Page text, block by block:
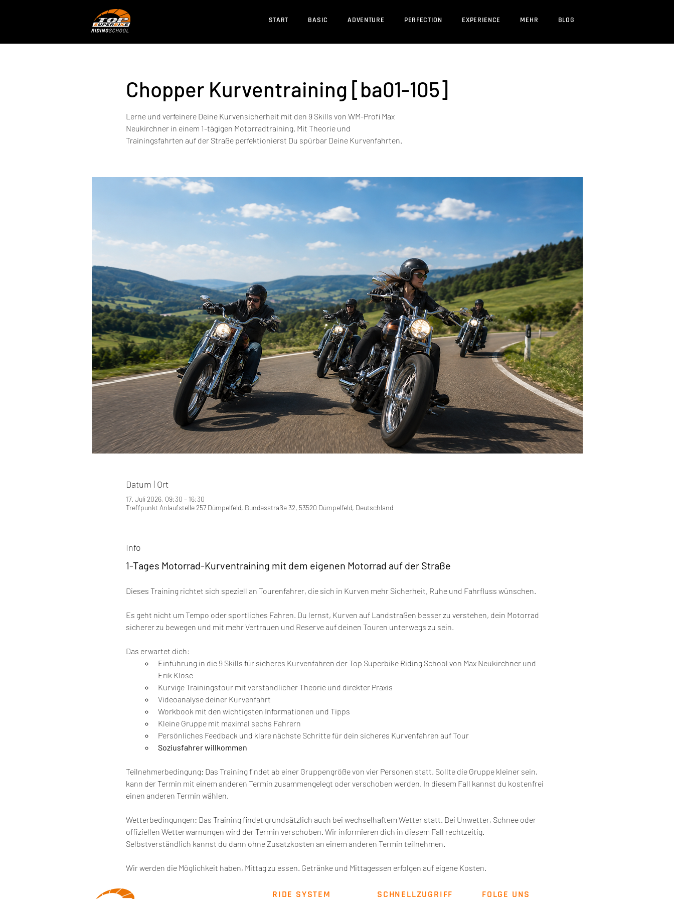
START BASIC ADVENTURE PERFECTION EXPERIENCE MEHR BLOG
Chopper Kurventraining [ba01-105]
Lerne und verfeinere Deine Kurvensicherheit mit den 9 Skills von WM-Profi Max
Neukirchner in einem 1-tägigen Motorradtraining. Mit Theorie und
Trainingsfahrten auf der Straße perfektionierst Du spürbar Deine Kurvenfahrten.
Datum | Ort
17. Juli 2026, 09:30 – 16:30
Treffpunkt Anlaufstelle 257 Dümpelfeld, Bundesstraße 32, 53520 Dümpelfeld, Deutschland
Info
1-Tages Motorrad-Kurventraining mit dem eigenen Motorrad auf der Straße
Dieses Training richtet sich speziell an Tourenfahrer, die sich in Kurven mehr Sicherheit, Ruhe und Fahrfluss wünschen.
Es geht nicht um Tempo oder sportliches Fahren. Du lernst, Kurven auf Landstraßen besser zu verstehen, dein Motorrad
sicherer zu bewegen und mit mehr Vertrauen und Reserve auf deinen Touren unterwegs zu sein.
Das erwartet dich:
Einführung in die 9 Skills für sicheres Kurvenfahren der Top Superbike Riding School von Max Neukirchner und
Erik Klose
Kurvige Trainingstour mit verständlicher Theorie und direkter Praxis
Videoanalyse deiner Kurvenfahrt
Workbook mit den wichtigsten Informationen und Tipps
Kleine Gruppe mit maximal sechs Fahrern
Persönliches Feedback und klare nächste Schritte für dein sicheres Kurvenfahren auf Tour
Soziusfahrer willkommen
Teilnehmerbedingung: Das Training findet ab einer Gruppengröße von vier Personen statt. Sollte die Gruppe kleiner sein,
kann der Termin mit einem anderen Termin zusammengelegt oder verschoben werden. In diesem Fall kannst du kostenfrei
einen anderen Termin wählen.
Wetterbedingungen: Das Training findet grundsätzlich auch bei wechselhaftem Wetter statt. Bei Unwetter, Schnee oder
offiziellen Wetterwarnungen wird der Termin verschoben. Wir informieren dich in diesem Fall rechtzeitig.
Selbstverständlich kannst du dann ohne Zusatzkosten an einem anderen Termin teilnehmen.
Wir werden die Möglichkeit haben, Mittag zu essen. Getränke und Mittagessen erfolgen auf eigene Kosten.
RIDE SYSTEM SCHNELLZUGRIFF FOLGE UNS